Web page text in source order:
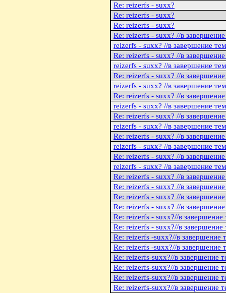
Re: reizerfs - suxx?
Re: reizerfs - suxx?
Re: reizerfs - suxx?
Re: reizerfs - suxx? //в
reizerfs - suxx? //в завершение
Re: reizerfs - suxx? //в
reizerfs - suxx? //в завершение
Re: reizerfs - suxx? //в
reizerfs - suxx? //в завершение
Re: reizerfs - suxx? //в
reizerfs - suxx? //в завершение
Re: reizerfs - suxx? //в
reizerfs - suxx? //в завершение
Re: reizerfs - suxx? //в
reizerfs - suxx? //в завершение
Re: reizerfs - suxx? //в
reizerfs - suxx? //в завершение
Re: reizerfs - suxx? //в
Re: reizerfs - suxx? //в
Re: reizerfs - suxx? //в
Re: reizerfs - suxx? //в
Re: reizerfs - suxx?//в завершение
Re: reizerfs - suxx?//в завершение
Re: reizerfs -suxx?//в завершение
Re: reizerfs -suxx?//в завершение
Re: reizerfs-suxx?//в завершение
Re: reizerfs-suxx?//в завершение
Re: reizerfs-suxx?//в завершение
Re: reizerfs-suxx?//в завершение